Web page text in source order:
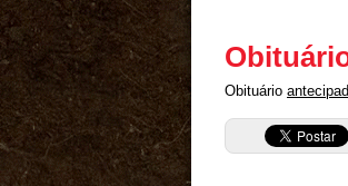
Obituário